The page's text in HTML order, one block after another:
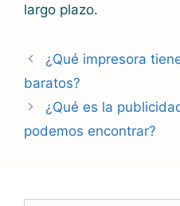
largo plazo.
¿Qué impresora
baratos?
¿Qué es la
podemos encontrar?